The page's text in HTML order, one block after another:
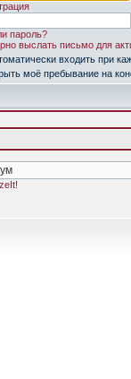
пароль?
выслать письмо для
входить при
моё пребывание на